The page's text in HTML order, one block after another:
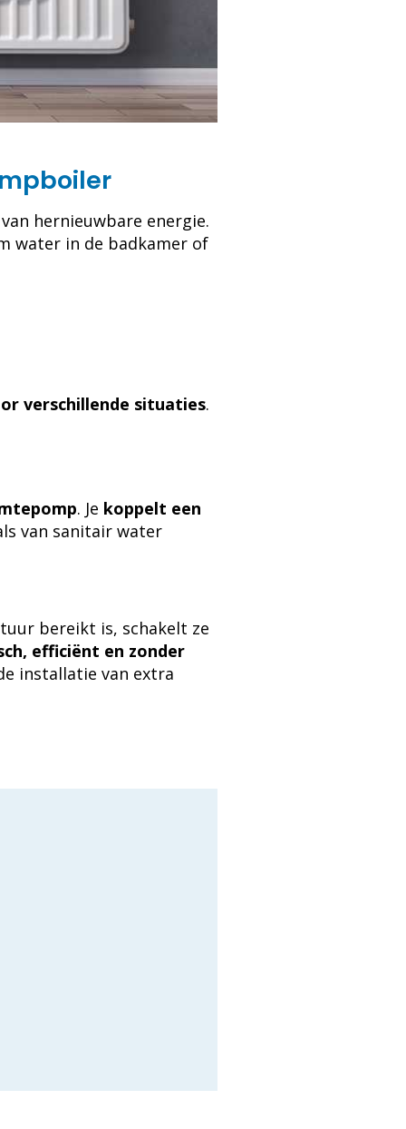
hernieuwbare energie.
water in de badkamer of
verschillende situaties.
. Je koppelt een
van sanitair water
bereikt is, schakelt ze
efficiënt en zonder
installatie van extra